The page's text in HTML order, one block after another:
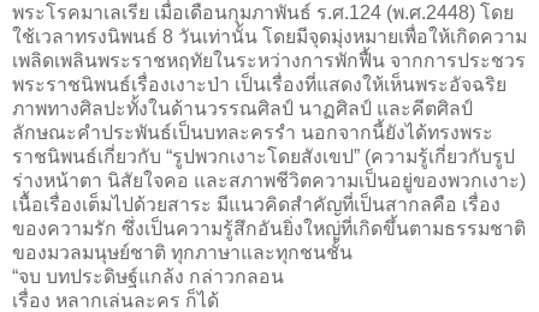
พระโรคมาเลเรีย เมื่อเดือนกุมภาพันธ์ ร.ศ.124 (พ.ศ.2448) โดย
ใช้เวลาทรงนิพนธ์ 8 วันเท่านั้น โดยมีจุดมุ่งหมายเพื่อให้เกิดความ
เพลิดเพลินพระราชหฤทัยในระหว่างการพักฟื้น จากการประชวร
พระราชนิพนธ์เรื่องเงาะป่า เป็นเรื่องที่แสดงให้เห็นพระอัจฉริย
ภาพทางศิลปะทั้งในด้านวรรณศิลป์ นาฏศิลป์ และคีตศิลป์
ลักษณะคำประพันธ์เป็นบทละครรำ นอกจากนี้ยังได้ทรงพระ
ราชนิพนธ์เกี่ยวกับ “รูปพวกเงาะโดยสังเขป” (ความรู้เกี่ยวกับรูป
ร่างหน้าตา นิสัยใจคอ และสภาพชีวิตความเป็นอยู่ของพวกเงาะ)
เนื้อเรื่องเต็มไปด้วยสาระ มีแนวคิดสำคัญที่เป็นสากลคือ เรื่อง
ของความรัก ซึ่งเป็นความรู้สึกอันยิ่งใหญ่ที่เกิดขึ้นตามธรรมชาติ
ของมวลมนุษย์ชาติ ทุกภาษาและทุกชนชั้น
“จบ บทประดิษฐ์แกล้ง กล่าวกลอน
เรื่อง หลากเล่นละคร ก็ได้